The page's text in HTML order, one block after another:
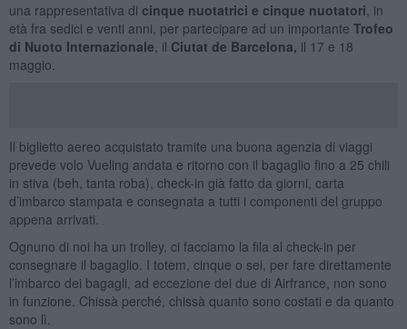
una rappresentativa di cinque nuotatrici e cinque nuotatori , in
età fra sedici e venti anni, per partecipare ad un importante Trofeo
di Nuoto Internazionale , il Ciutat de Barcelona, il 17 e 18
maggio.
Il biglietto aereo acquistato tramite una buona agenzia di viaggi
prevede volo Vueling andata e ritorno con il bagaglio fino a 25 chili
in stiva (beh, tanta roba), check-in già fatto da giorni, carta
d’imbarco stampata e consegnata a tutti i componenti del gruppo
appena arrivati.
Ognuno di noi ha un trolley, ci facciamo la fila al check-in per
consegnare il bagaglio. I totem, cinque o sei, per fare direttamente
l’imbarco dei bagagli, ad eccezione dei due di Airfrance, non sono
in funzione. Chissà perché, chissà quanto sono costati e da quanto
sono lì.